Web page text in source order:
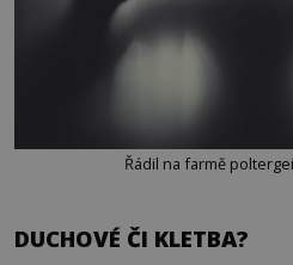
Řádil na farmě
DUCHOVÉ ČI KLETBA?